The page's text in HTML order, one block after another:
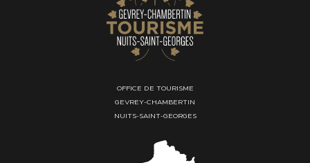
OFFICE DE TOURISME
GEVREY-CHAMBERTIN
NUITS-SAINT-GEORGES